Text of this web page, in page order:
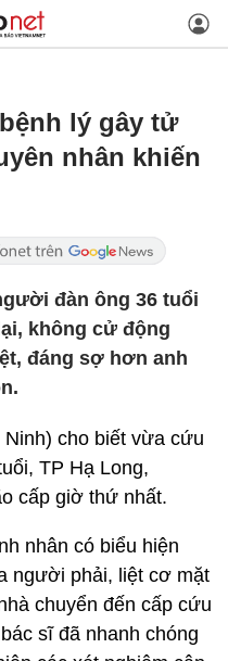
lý gây tử
nhân khiến
đàn ông 36 tuổi
không cử động
đáng sợ hơn anh
cho biết vừa cứu
TP Hạ Long,
cấp giờ thứ nhất.
nhân có biểu hiện
người phải, liệt cơ mặt
chuyển đến cấp cứu
sĩ đã nhanh chóng